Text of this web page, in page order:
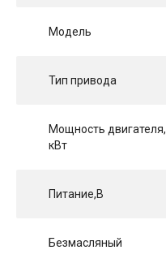
Модель
Тип привода
Мощность двигателя,
кВт
Питание,В
Безмасляный